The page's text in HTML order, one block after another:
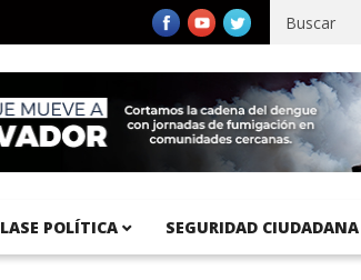
registra 92 % de avance en obras de
POLÍTICA SEGURIDAD CIUDADANA